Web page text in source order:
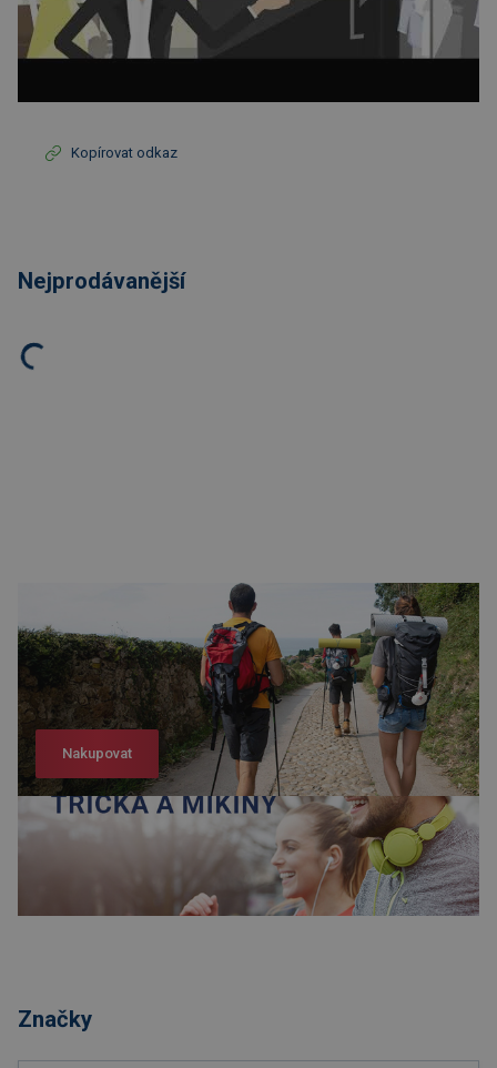
Kopírovat odkaz
Nejprodávanější
Nakupovat
Značky